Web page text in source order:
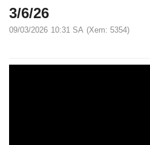
3/6/26
09/03/2026 10:31 SA (Xem: 5354)